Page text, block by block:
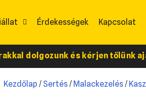
Érdekességek Kapcsolat
dolgozunk és kérjen tőlünk
Kezdőlap / Sertés/ Malackezelés/